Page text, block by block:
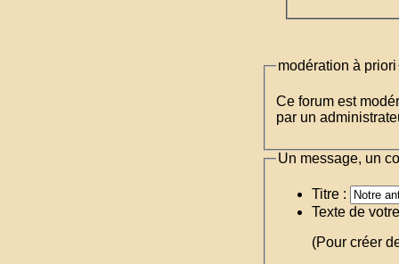
modération à priori
Ce forum est
par un
Un message, un
Titre :
Texte de
(Pour créer